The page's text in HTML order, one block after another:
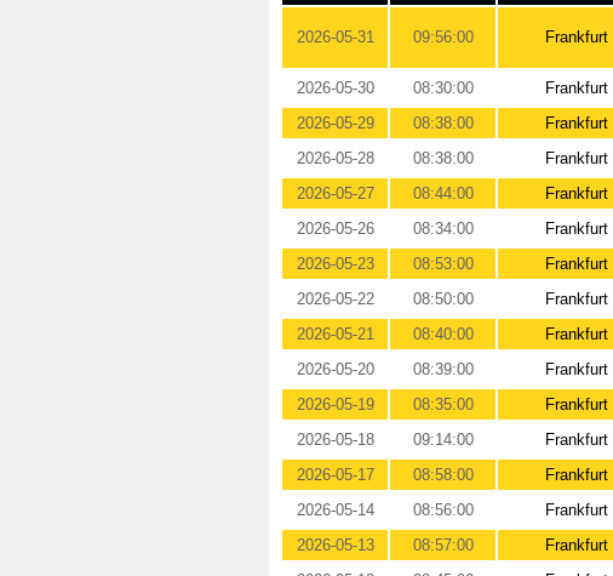
2026-05-31 09:56:00 Frankfurt
2026-05-30
08:30:00 Frankfurt
2026-05-29
08:38:00 Frankfurt
2026-05-28
08:38:00 Frankfurt
2026-05-27
08:44:00 Frankfurt
2026-05-26
08:34:00 Frankfurt
2026-05-23
08:53:00 Frankfurt
2026-05-22
08:50:00 Frankfurt
2026-05-21
08:40:00 Frankfurt
2026-05-20
08:39:00 Frankfurt
2026-05-19
08:35:00 Frankfurt
2026-05-18
09:14:00 Frankfurt
2026-05-17
08:58:00 Frankfurt
2026-05-14
08:56:00 Frankfurt
2026-05-13
08:57:00 Frankfurt